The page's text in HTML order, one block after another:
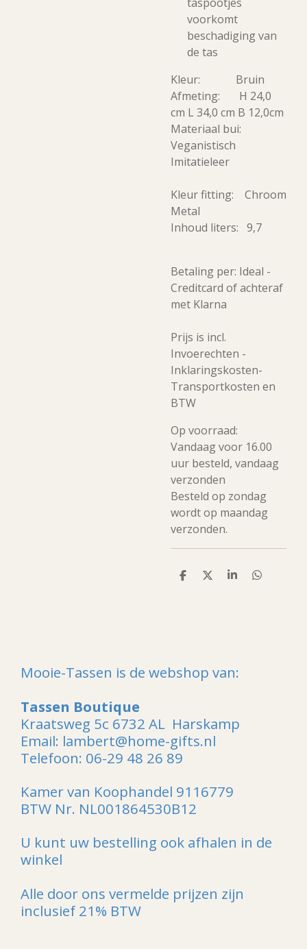
voorkomt
beschadiging van
de tas
Kleur: Bruin
Afmeting: H 24,0
cm L 34,0 cm B 12,0cm
Materiaal bui:
Veganistisch
Imitatieleer
Kleur fitting: Chroom
Metal
Inhoud liters: 9,7
Betaling per: Ideal -
Creditcard of achteraf
met Klarna
Prijs is incl.
Invoerechten -
Inklaringskosten-
Transportkosten en
BTW
Op voorraad:
Vandaag voor 16.00
uur besteld, vandaag
verzonden
Besteld op zondag
wordt op maandag
verzonden.
D
D
S
D
Mooie-Tassen is de webshop van:
Tassen Boutique
Kraatsweg 5c 6732 AL Harskamp
Email: lambert@home-gifts.nl
Telefoon: 06-29 48 26 89
Kamer van Koophandel 9116779
BTW Nr. NL001864530B12
U kunt uw bestelling ook afhalen in de
winkel
Alle door ons vermelde prijzen zijn
inclusief 21% BTW